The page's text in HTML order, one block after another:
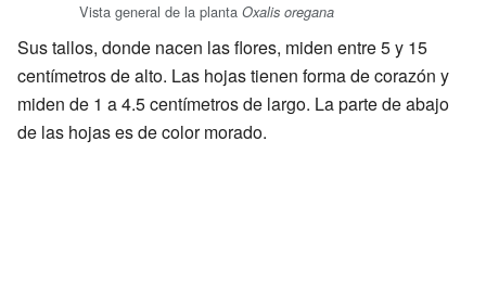
Vista general de la planta Oxalis oregana
Sus tallos, donde nacen las flores, miden entre 5 y 15
centímetros de alto. Las hojas tienen forma de corazón y
miden de 1 a 4.5 centímetros de largo. La parte de abajo
de las hojas es de color morado.